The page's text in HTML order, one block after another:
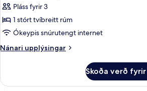
Junior-
svíta
-
stórt
Pláss fyrir 3
1 stórt tvíbreitt rúm
Ókeypis snúrutengt internet
Nánari upplýsingar
Nánari
svíta
Skoða verð